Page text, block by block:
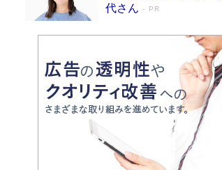
代さん
PR